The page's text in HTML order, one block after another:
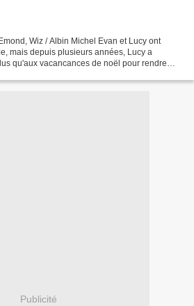
Wiz / Albin Michel Evan et Lucy ont
mais depuis plusieurs années, Lucy a
qu'aux vacancances de noël pour rendre
Publicité